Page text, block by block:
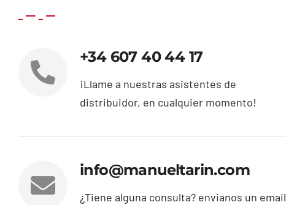
+34 607 40 44 17
¡Llame a nuestras asistentes de
distribuidor, en cualquier momento!
info@manueltarin.com
¿Tiene alguna consulta? envianos un email